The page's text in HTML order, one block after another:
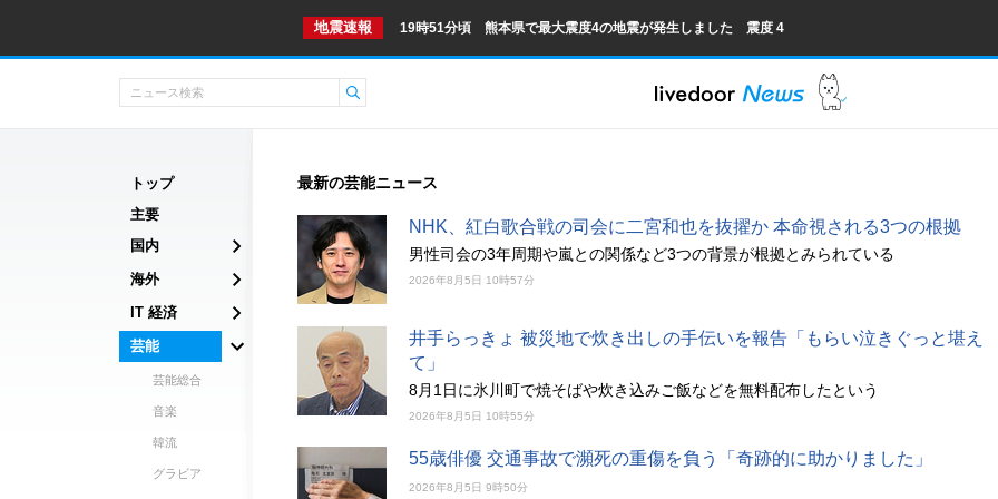
地震速報 19時51分頃 熊本県で最大震度4の地震が発生しました 震度 4
トップ
主要
国内
海外
IT 経済
芸能
芸能総合
音楽
韓流
グラビア
最新の芸能ニュース
NHK、紅白歌合戦の司会に二宮和也を抜擢か 本命視される3つの根拠
男性司会の3年周期や嵐との関係など3つの背景が根拠とみられている
2026年8月5日 10時57分
井手らっきょ 被災地で炊き出しの手伝いを報告「もらい泣きぐっと堪え
て」
8月1日に氷川町で焼そばや炊き込みご飯などを無料配布したという
2026年8月5日 10時55分
55歳俳優 交通事故で瀕死の重傷を負う「奇跡的に助かりました」
2026年8月5日 9時50分